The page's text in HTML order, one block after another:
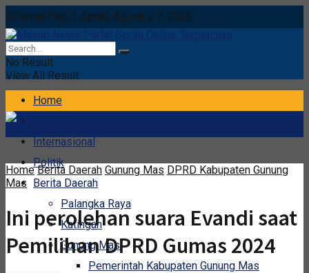
Selamat Pagi | Jumat, Agustus 7, 2026
No Result
View All Result
Home
Internasional
Politik
Berita Daerah
Palangka Raya
Katingan
Gunung Mas
Pemerintah Kabupaten Gunung Mas
Home Berita Daerah Gunung Mas DPRD Kabupaten Gunung
Mas
Ini perolehan suara Evandi saat
Pemilihan DPRD Gumas 2024